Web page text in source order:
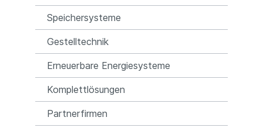
Speichersysteme
Gestelltechnik
Erneuerbare Energiesysteme
Komplettlösungen
Partnerfirmen